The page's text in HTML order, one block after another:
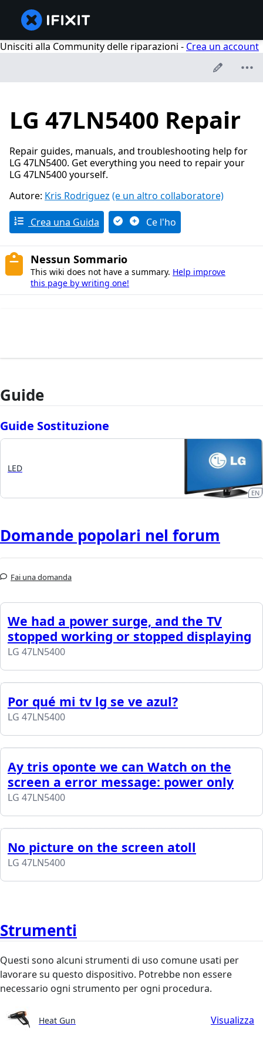
Unisciti alla Community delle riparazioni - Crea un account
LG 47LN5400 Repair
Repair guides, manuals, and troubleshooting help for
LG 47LN5400. Get everything you need to repair your
LG 47LN5400 yourself.
Autore: Kris Rodriguez (e un altro collaboratore)
Crea una Guida Ce l'ho
Nessun Sommario
This wiki does not have a summary. Help improve
this page by writing one!
Guide
Guide Sostituzione
LED
EN
Domande popolari nel forum
Fai una domanda
We had a power surge, and the TV
stopped working or stopped displaying
LG 47LN5400
Por qué mi tv lg se ve azul?
LG 47LN5400
Ay tris oponte we can Watch on the
screen a error message: power only
LG 47LN5400
No picture on the screen atoll
LG 47LN5400
Strumenti
Questi sono alcuni strumenti di uso comune usati per
lavorare su questo dispositivo. Potrebbe non essere
necessario ogni strumento per ogni procedura.
Heat Gun Visualizza